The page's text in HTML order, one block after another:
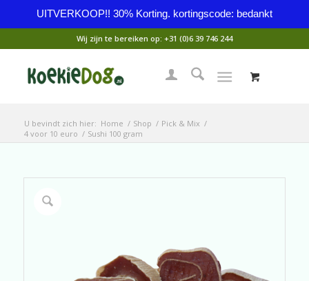
UITVERKOOP!! 30% Korting. kortingscode: bedankt
Wij zijn te bereiken op: +31 (0)6 39 746 244
U bevindt zich hier: Home / Shop / Pick & Mix /
4 voor 10 euro / Sushi 100 gram